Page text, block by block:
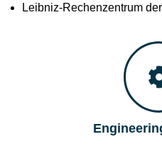
Leibniz-Rechenzentrum